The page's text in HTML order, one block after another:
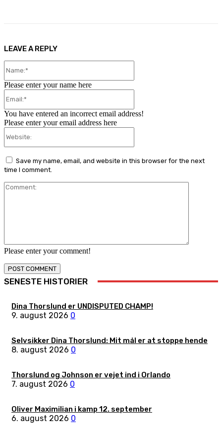
LEAVE A REPLY
Please enter your comment!
Please enter your name here
You have entered an incorrect email address!
Please enter your email address here
Save my name, email, and website in this browser for the next
time I comment.
SENESTE HISTORIER
Dina Thorslund er UNDISPUTED CHAMP!
9. august 2026 0
Selvsikker Dina Thorslund: Mit mål er at stoppe hende
8. august 2026 0
Thorslund og Johnson er vejet ind i Orlando
7. august 2026 0
Oliver Maximilian i kamp 12. september
6. august 2026 0